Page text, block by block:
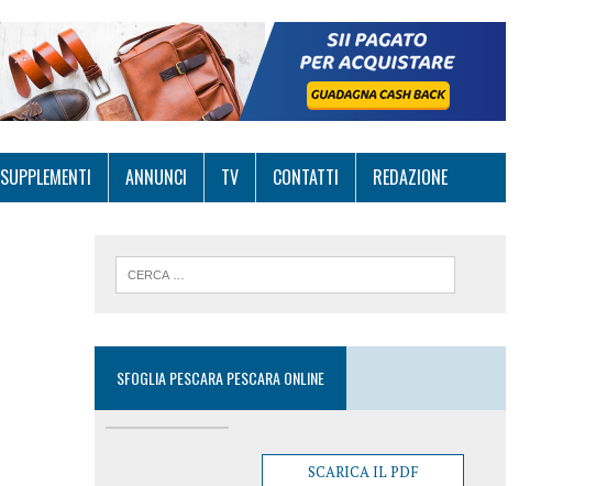
SUPPLEMENTI ANNUNCI TV CONTATTI REDAZIONE
SFOGLIA PESCARA PESCARA ONLINE
SCARICA IL PDF